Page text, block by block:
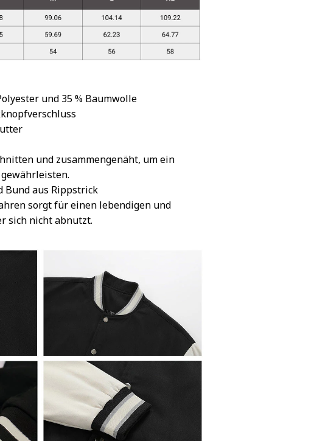
und 35 % Baumwolle
und zusammengenäht, um ein
Bund aus Rippstrick
sorgt für einen lebendigen und
sich nicht abnutzt.